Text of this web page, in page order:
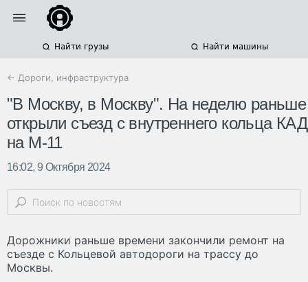
Найти грузы Найти машины
← Дороги, инфраструктура
"В Москву, в Москву". На неделю раньше
открыли съезд с внутреннего кольца КАД
на М-11
16:02, 9 Октября 2024
Дорожники раньше времени закончили ремонт на
съезде с Кольцевой автодороги на трассу до
Москвы.